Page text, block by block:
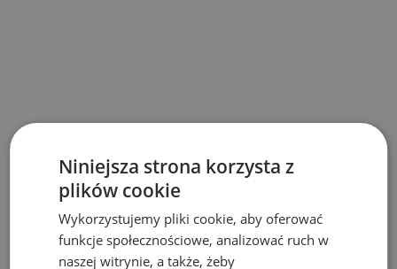
Niniejsza strona korzysta z
plików cookie
Wykorzystujemy pliki cookie, aby oferować
funkcje społecznościowe, analizować ruch w
naszej witrynie, a także, żeby